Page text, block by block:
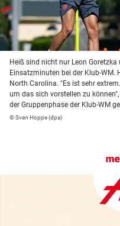
Heiß sind nicht nur Leon
Einsatzminuten bei der Klub-WM.
North Carolina. "Es ist sehr
um das sich vorstellen zu
der Gruppenphase der Klub-WM
© Sven Hoppe (dpa)